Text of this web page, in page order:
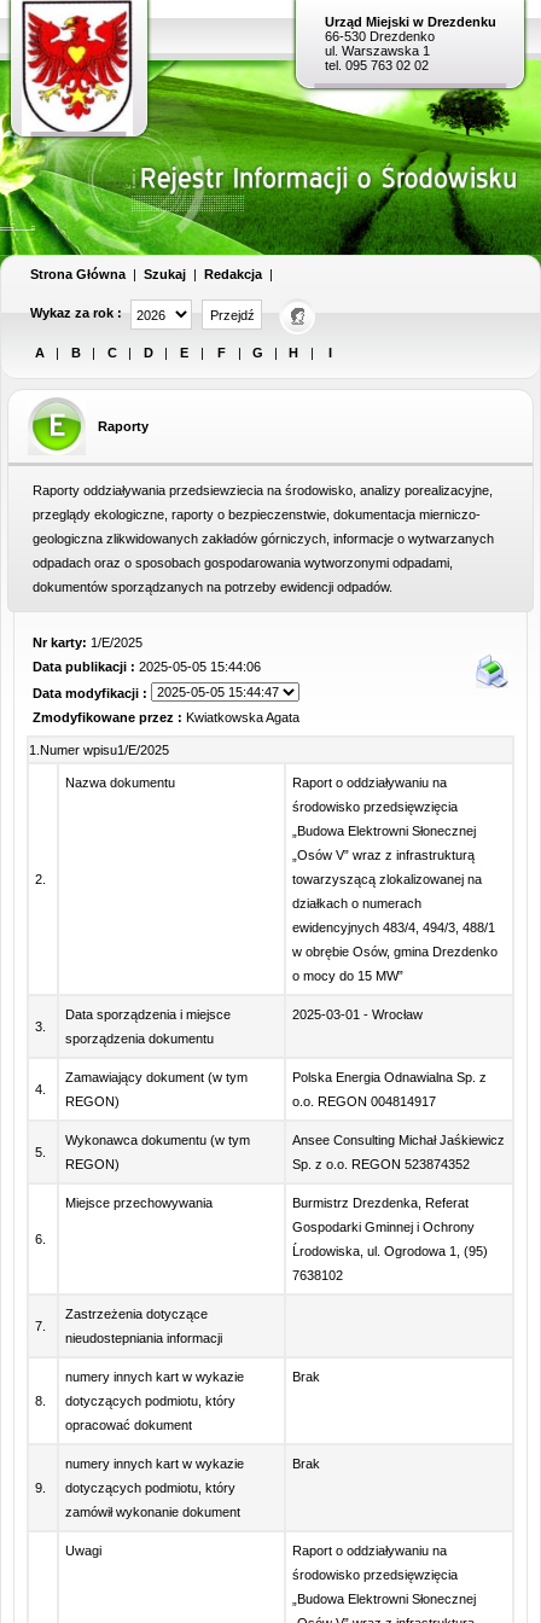
Urząd Miejski w Drezdenku
66-530 Drezdenko
ul. Warszawska 1
tel. 095 763 02 02
Strona Główna | Szukaj | Redakcja |
Wykaz za rok :
A | B | C | D | E | F | G | H | I
Raporty
Raporty oddziaływania przedsiewziecia na środowisko, analizy porealizacyjne,
przeglądy ekologiczne, raporty o bezpieczenstwie, dokumentacja mierniczo-
geologiczna zlikwidowanych zakładów górniczych, informacje o wytwarzanych
odpadach oraz o sposobach gospodarowania wytworzonymi odpadami,
dokumentów sporządzanych na potrzeby ewidencji odpadów.
Nr karty: 1/E/2025
Data publikacji : 2025-05-05 15:44:06
Data modyfikacji :
Zmodyfikowane przez : Kwiatkowska Agata
1.Numer wpisu1/E/2025
2.
Nazwa dokumentu
Raport o oddziaływaniu na
środowisko przedsięwzięcia
„Budowa Elektrowni Słonecznej
„Osów V” wraz z infrastrukturą
towarzyszącą zlokalizowanej na
działkach o numerach
ewidencyjnych 483/4, 494/3, 488/1
w obrębie Osów, gmina Drezdenko
o mocy do 15 MW”
3.
Data sporządzenia i miejsce
sporządzenia dokumentu
2025-03-01 - Wrocław
4.
Zamawiający dokument (w tym
REGON)
Polska Energia Odnawialna Sp. z
o.o. REGON 004814917
5.
Wykonawca dokumentu (w tym
REGON)
Ansee Consulting Michał Jaśkiewicz
Sp. z o.o. REGON 523874352
6.
Miejsce przechowywania
Burmistrz Drezdenka, Referat
Gospodarki Gminnej i Ochrony
Ĺrodowiska, ul. Ogrodowa 1, (95)
7638102
7.
Zastrzeżenia dotyczące
nieudostepniania informacji
8.
numery innych kart w wykazie
dotyczących podmiotu, który
opracować dokument
Brak
9.
numery innych kart w wykazie
dotyczących podmiotu, który
zamówił wykonanie dokument
Brak
Uwagi
Raport o oddziaływaniu na
środowisko przedsięwzięcia
„Budowa Elektrowni Słonecznej